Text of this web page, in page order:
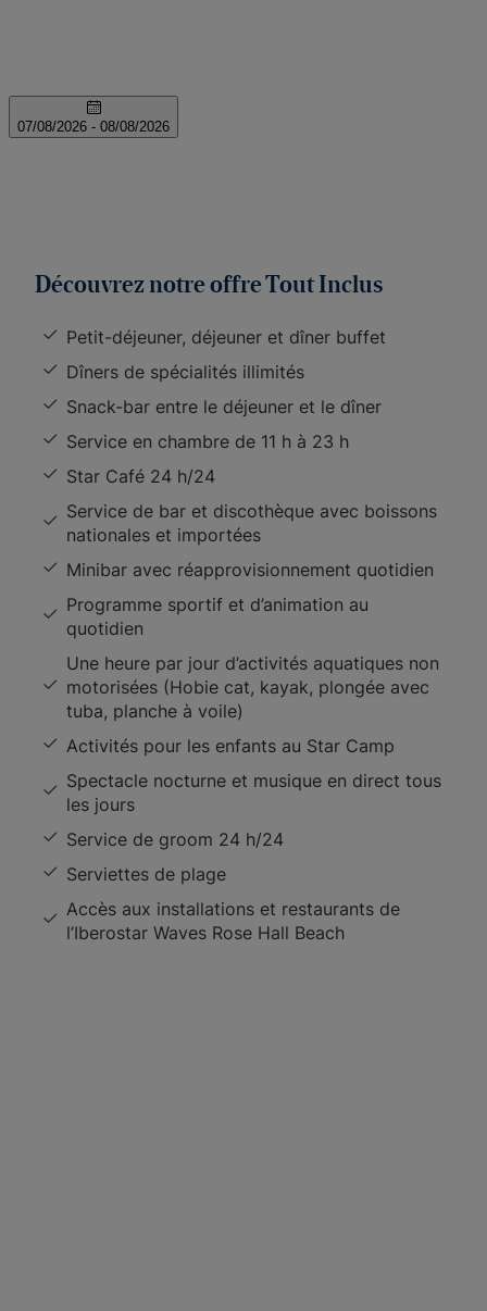
Découvrez notre offre Tout Inclus
Petit-déjeuner, déjeuner et dîner buffet
Dîners de spécialités illimités
Snack-bar entre le déjeuner et le dîner
Service en chambre de 11 h à 23 h
Star Café 24 h/24
Service de bar et discothèque avec boissons
nationales et importées
Minibar avec réapprovisionnement quotidien
Programme sportif et d’animation au
quotidien
Une heure par jour d’activités aquatiques non
motorisées (Hobie cat, kayak, plongée avec
tuba, planche à voile)
Activités pour les enfants au Star Camp
Spectacle nocturne et musique en direct tous
les jours
Service de groom 24 h/24
Serviettes de plage
Accès aux installations et restaurants de
l’Iberostar Waves Rose Hall Beach